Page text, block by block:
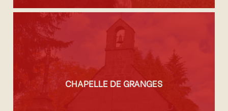
CHAPELLE DE GRANGES